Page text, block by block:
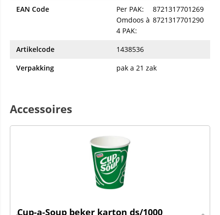
EAN Code
Per PAK:
8721317701269
Omdoos à
4 PAK:
8721317701290
Artikelcode
1438536
Verpakking
pak a 21 zak
Accessoires
Cup-a-Soup beker karton ds/1000